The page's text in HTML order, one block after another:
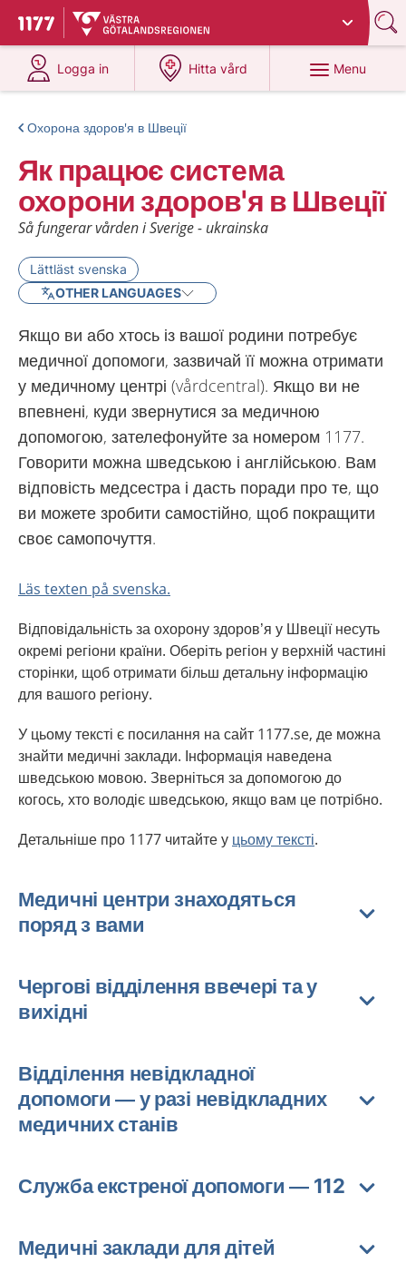
To start page for 1177
Du har valt region
Logga in
at 1177.se
Hitta vård
at 1177.se
Menu
Охорона здоров'я в Швеції
Як працює система
охорони здоров'я в Швеції
Så fungerar vården i Sverige - ukrainska
Lättläst svenska
OTHER LANGUAGES
Якщо ви або хтось із вашої родини потребує
медичної допомоги, зазвичай її можна отримати
у медичному центрі (vårdcentral). Якщо ви не
впевнені, куди звернутися за медичною
допомогою, зателефонуйте за номером 1177.
Говорити можна шведською і англійською. Вам
відповість медсестра і дасть поради про те, що
ви можете зробити самостійно, щоб покращити
своє самопочуття.
Läs texten på svenska.
Відповідальність за охорону здоров’я у Швеції несуть
окремі регіони країни. Оберіть регіон у верхній частині
сторінки, щоб отримати більш детальну інформацію
для вашого регіону.
У цьому тексті є посилання на сайт 1177.se, де можна
знайти медичні заклади. Інформація наведена
шведською мовою. Зверніться за допомогою до
когось, хто володіє шведською, якщо вам це потрібно.
Детальніше про 1177 читайте у цьому тексті.
Медичні центри знаходяться
поряд з вами
Чергові відділення ввечері та у
вихідні
Відділення невідкладної
допомоги — у разі невідкладних
медичних станів
Служба екстреної допомоги — 112
Медичні заклади для дітей